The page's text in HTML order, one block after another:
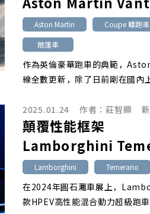
Aston Martin Coupe 轎跑車
敞篷車
作為英倫豪華跑車的典範，
線全數更新，除了日前剛在國
2025.01.24 作者：莊智顯
顛覆性能框架
Lamborghini
Lamborghini Temerario
在2024年圓石灘車展上，
款HPEV高性能混合動力超級